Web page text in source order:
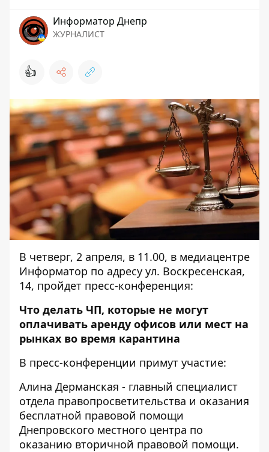
Информатор Днепр
ЖУРНАЛИСТ
👍
В четверг, 2 апреля, в 11.00, в медиацентре
Информатор по адресу ул. Воскресенская,
14, пройдет пресс-конференция:
Что делать ЧП, которые не могут
оплачивать аренду офисов или мест на
рынках во время карантина
В пресс-конференции примут участие:
Алина Дерманская - главный специалист
отдела правопросветительства и оказания
бесплатной правовой помощи
Днепровского местного центра по
оказанию вторичной правовой помощи.